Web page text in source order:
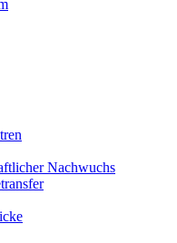
Nachwuchs